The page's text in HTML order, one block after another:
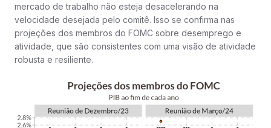
mercado de trabalho não esteja desacelerando na
velocidade desejada pelo comitê. Isso se confirma nas
projeções dos membros do FOMC sobre desemprego e
atividade, que são consistentes com uma visão de atividade
robusta e resiliente.